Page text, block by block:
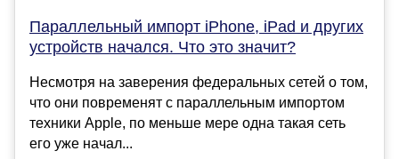
Параллельный импорт iPhone, iPad и других
устройств начался. Что это значит?
Несмотря на заверения федеральных сетей о том,
что они повременят с параллельным импортом
техники Apple, по меньше мере одна такая сеть
его уже начал...